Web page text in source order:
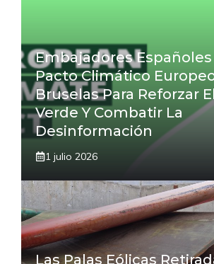
Embajadores Españoles
Pacto Climático
Bruselas Para Reforzar
Verde Y Combatir La
Desinformación
1 julio 2026
Las Palas Eólicas